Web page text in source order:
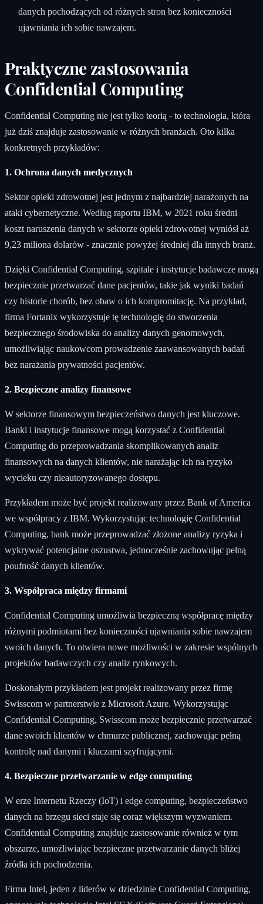
danych pochodzących od różnych stron bez konieczności
ujawniania ich sobie nawzajem.
Praktyczne zastosowania
Confidential Computing
Confidential Computing nie jest tylko teorią - to technologia, która
już dziś znajduje zastosowanie w różnych branżach. Oto kilka
konkretnych przykładów:
1. Ochrona danych medycznych
Sektor opieki zdrowotnej jest jednym z najbardziej narażonych na
ataki cybernetyczne. Według raportu IBM, w 2021 roku średni
koszt naruszenia danych w sektorze opieki zdrowotnej wyniósł aż
9,23 miliona dolarów - znacznie powyżej średniej dla innych branż.
Dzięki Confidential Computing, szpitale i instytucje badawcze mogą
bezpiecznie przetwarzać dane pacjentów, takie jak wyniki badań
czy historie chorób, bez obaw o ich kompromitację. Na przykład,
firma Fortanix wykorzystuje tę technologię do stworzenia
bezpiecznego środowiska do analizy danych genomowych,
umożliwiając naukowcom prowadzenie zaawansowanych badań
bez narażania prywatności pacjentów.
2. Bezpieczne analizy finansowe
W sektorze finansowym bezpieczeństwo danych jest kluczowe.
Banki i instytucje finansowe mogą korzystać z Confidential
Computing do przeprowadzania skomplikowanych analiz
finansowych na danych klientów, nie narażając ich na ryzyko
wycieku czy nieautoryzowanego dostępu.
Przykładem może być projekt realizowany przez Bank of America
we współpracy z IBM. Wykorzystując technologię Confidential
Computing, bank może przeprowadzać złożone analizy ryzyka i
wykrywać potencjalne oszustwa, jednocześnie zachowując pełną
poufność danych klientów.
3. Współpraca między firmami
Confidential Computing umożliwia bezpieczną współpracę między
różnymi podmiotami bez konieczności ujawniania sobie nawzajem
swoich danych. To otwiera nowe możliwości w zakresie wspólnych
projektów badawczych czy analiz rynkowych.
Doskonałym przykładem jest projekt realizowany przez firmę
Swisscom w partnerstwie z Microsoft Azure. Wykorzystując
Confidential Computing, Swisscom może bezpiecznie przetwarzać
dane swoich klientów w chmurze publicznej, zachowując pełną
kontrolę nad danymi i kluczami szyfrującymi.
4. Bezpieczne przetwarzanie w edge computing
W erze Internetu Rzeczy (IoT) i edge computing, bezpieczeństwo
danych na brzegu sieci staje się coraz większym wyzwaniem.
Confidential Computing znajduje zastosowanie również w tym
obszarze, umożliwiając bezpieczne przetwarzanie danych bliżej
źródła ich pochodzenia.
Firma Intel, jeden z liderów w dziedzinie Confidential Computing,